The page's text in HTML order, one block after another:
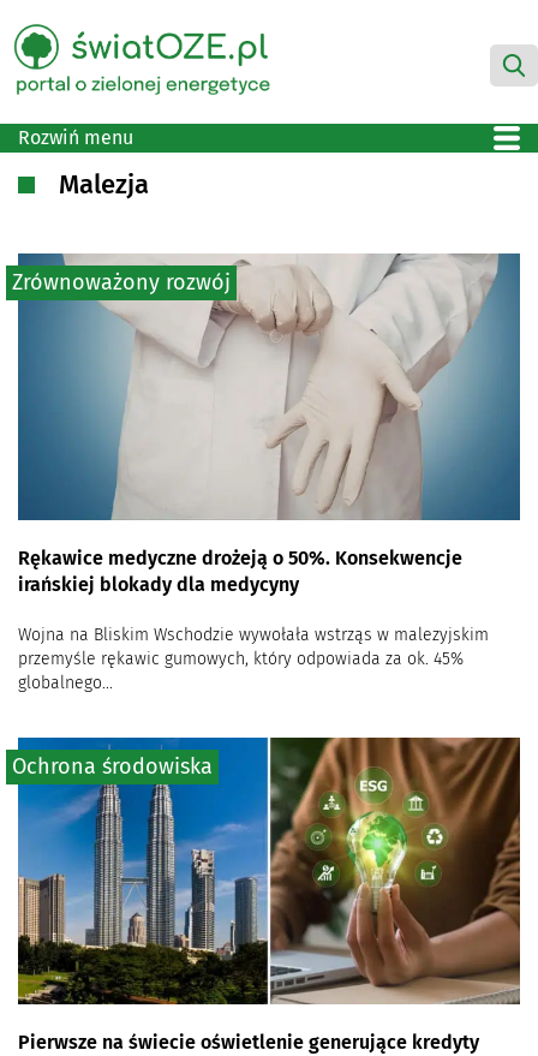
Rozwiń menu
Malezja
Rękawice medyczne drożeją o 50%. Konsekwencje
irańskiej blokady dla medycyny
Wojna na Bliskim Wschodzie wywołała wstrząs w malezyjskim
przemyśle rękawic gumowych, który odpowiada za ok. 45%
globalnego...
Zrównoważony rozwój
Pierwsze na świecie oświetlenie generujące kredyty
Ochrona środowiska